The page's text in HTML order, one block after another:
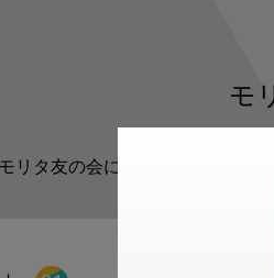
モ
モリタ友の会に登録いただくと、